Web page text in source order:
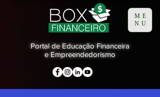
ME
NU
Portal de Educação Financeira
e Empreendedorismo